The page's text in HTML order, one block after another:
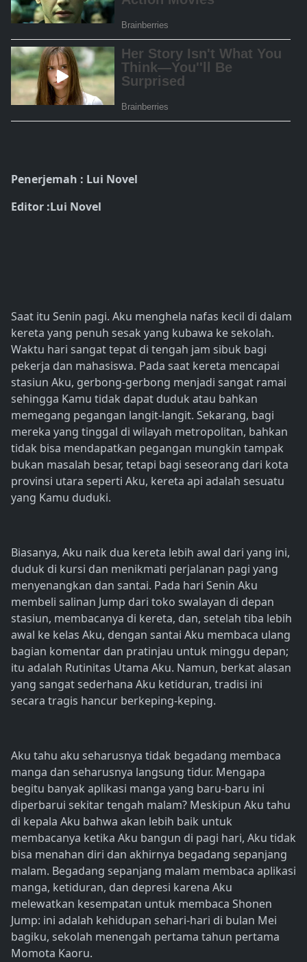
Penerjemah : Lui Novel
Editor :Lui Novel
Saat itu Senin pagi. Aku menghela nafas kecil di dalam
kereta yang penuh sesak yang kubawa ke sekolah.
Waktu hari sangat tepat di tengah jam sibuk bagi
pekerja dan mahasiswa. Pada saat kereta mencapai
stasiun Aku, gerbong-gerbong menjadi sangat ramai
sehingga Kamu tidak dapat duduk atau bahkan
memegang pegangan langit-langit. Sekarang, bagi
mereka yang tinggal di wilayah metropolitan, bahkan
tidak bisa mendapatkan pegangan mungkin tampak
bukan masalah besar, tetapi bagi seseorang dari kota
provinsi utara seperti Aku, kereta api adalah sesuatu
yang Kamu duduki.
Biasanya, Aku naik dua kereta lebih awal dari yang ini,
duduk di kursi dan menikmati perjalanan pagi yang
menyenangkan dan santai. Pada hari Senin Aku
membeli salinan Jump dari toko swalayan di depan
stasiun, membacanya di kereta, dan, setelah tiba lebih
awal ke kelas Aku, dengan santai Aku membaca ulang
bagian komentar dan pratinjau untuk minggu depan;
itu adalah Rutinitas Utama Aku. Namun, berkat alasan
yang sangat sederhana Aku ketiduran, tradisi ini
secara tragis hancur berkeping-keping.
Aku tahu aku seharusnya tidak begadang membaca
manga dan seharusnya langsung tidur. Mengapa
begitu banyak aplikasi manga yang baru-baru ini
diperbarui sekitar tengah malam? Meskipun Aku tahu
di kepala Aku bahwa akan lebih baik untuk
membacanya ketika Aku bangun di pagi hari, Aku tidak
bisa menahan diri dan akhirnya begadang sepanjang
malam. Begadang sepanjang malam membaca aplikasi
manga, ketiduran, dan depresi karena Aku
melewatkan kesempatan untuk membaca Shonen
Jump: ini adalah kehidupan sehari-hari di bulan Mei
bagiku, sekolah menengah pertama tahun pertama
Momota Kaoru.